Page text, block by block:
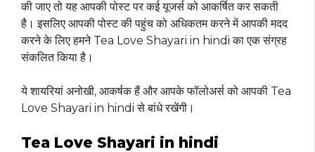
की जाए तो यह आपकी पोस्ट पर कई यूजर्स को आकर्षित कर सकती
है। इसलिए आपकी पोस्ट की पहुंच को अधिकतम करने में आपकी मदद
करने के लिए हमने Tea Love Shayari in hindi का एक संग्रह
संकलित किया है।
ये शायरियां अनोखी, आकर्षक हैं और आपके फॉलोअर्स को आपकी Tea
Love Shayari in hindi से बांधे रखेंगी।
Tea Love Shayari in hindi